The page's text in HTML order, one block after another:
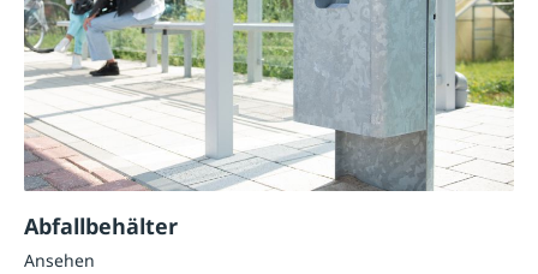
Abfallbehälter
Ansehen